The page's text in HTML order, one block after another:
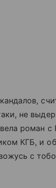
не
роман с
КГБ, и
с